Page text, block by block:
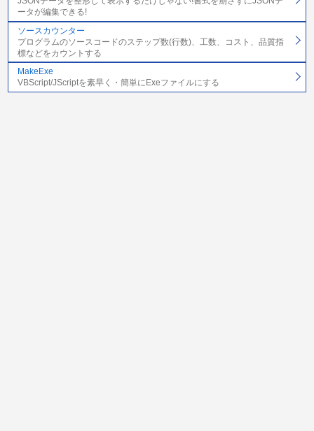
ータが編集できる!
ソースカウンター
プログラムのソースコードのステップ数(行数)、工数、コスト、品質指
標などをカウントする
MakeExe
VBScript/JScriptを素早く・簡単にExeファイルにする